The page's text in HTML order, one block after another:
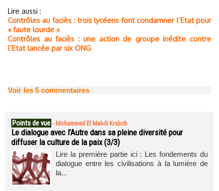
Lire aussi :
Contrôles au faciès : trois lycéens font condamner l’Etat pour
« faute lourde »
Contrôles au faciès : une action de groupe inédite contre
l’Etat lancée par six ONG
Voir les 5 commentaires
Points de vue - Mohammed El Mahdi Krabch
Le dialogue avec l’Autre dans sa pleine diversité pour
diffuser la culture de la paix (3/3)
Lire la première partie ici : Les fondements du
dialogue entre les civilisations à la lumière de
la...